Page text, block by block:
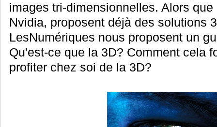
images tri-dimensionnelles. Alors
Nvidia, proposent déjà des solutions
LesNumériques nous proposent un
Qu'est-ce que la 3D? Comment cela
profiter chez soi de la 3D?